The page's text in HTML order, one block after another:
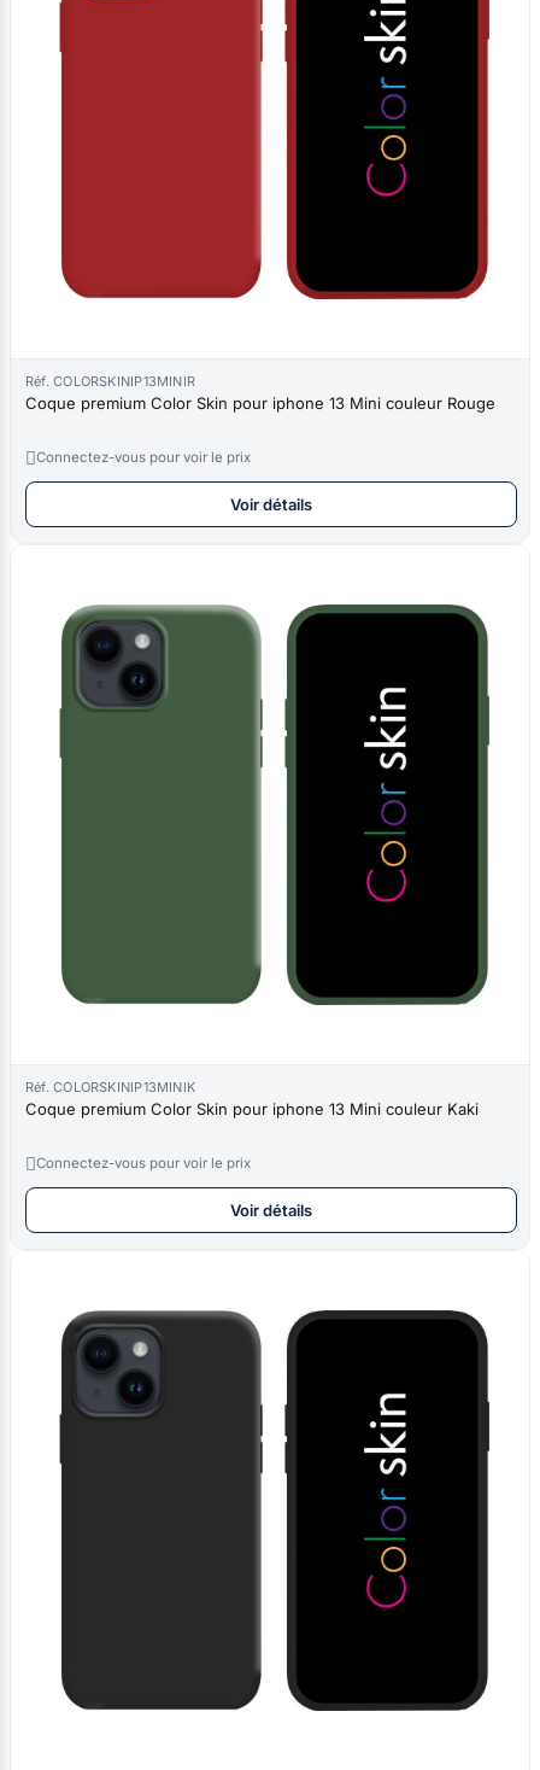
Réf. COLORSKINIP13MINIR
Coque premium Color Skin pour iphone 13 Mini couleur Rouge
Connectez-vous pour voir le prix
Voir détails
Réf. COLORSKINIP13MINIK
Coque premium Color Skin pour iphone 13 Mini couleur Kaki
Connectez-vous pour voir le prix
Voir détails